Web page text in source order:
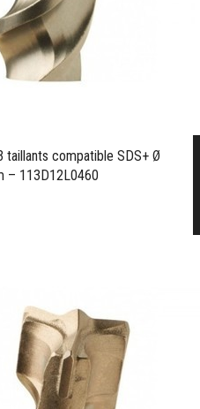
taillants compatible SDS+ Ø
– 113D12L0460